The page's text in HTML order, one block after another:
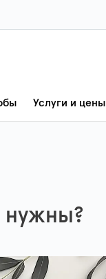
Услуги и цены
нужны?